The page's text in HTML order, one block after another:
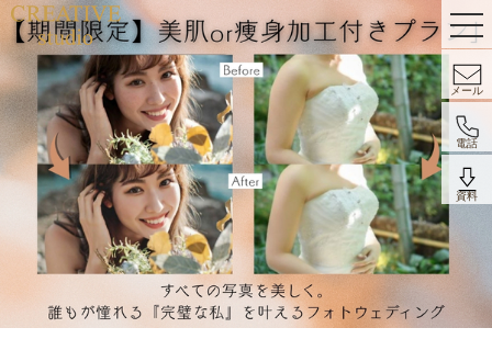
メール
電話
資料